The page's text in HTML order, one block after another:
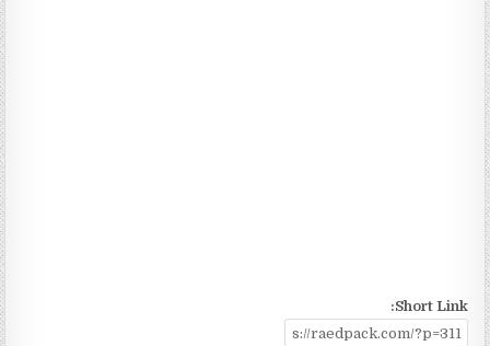
Short Link: